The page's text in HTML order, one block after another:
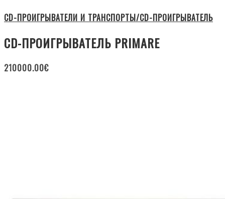
CD-ПРОИГРЫВАТЕЛИ И ТРАНСПОРТЫ/CD-ПРОИГРЫВАТЕЛЬ
CD-ПРОИГРЫВАТЕЛЬ PRIMARE
210000.00€